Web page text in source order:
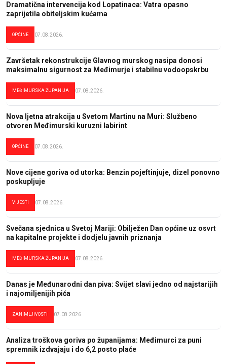
Dramatična intervencija kod Lopatinaca: Vatra opasno
zaprijetila obiteljskim kućama
OPĆINE 07.08.2026.
Završetak rekonstrukcije Glavnog murskog nasipa donosi
maksimalnu sigurnost za Međimurje i stabilnu vodoopskrbu
MEĐIMURSKA ŽUPANIJA 07.08.2026.
Nova ljetna atrakcija u Svetom Martinu na Muri: Službeno
otvoren Međimurski kuruzni labirint
OPĆINE 07.08.2026.
Nove cijene goriva od utorka: Benzin pojeftinjuje, dizel ponovno
poskupljuje
VIJESTI 07.08.2026.
Svečana sjednica u Svetoj Mariji: Obilježen Dan općine uz osvrt
na kapitalne projekte i dodjelu javnih priznanja
MEĐIMURSKA ŽUPANIJA 07.08.2026.
Danas je Međunarodni dan piva: Svijet slavi jedno od najstarijih
i najomiljenijih pića
ZANIMLJIVOSTI 07.08.2026.
Analiza troškova goriva po županijama: Međimurci za puni
spremnik izdvajaju i do 6,2 posto plaće